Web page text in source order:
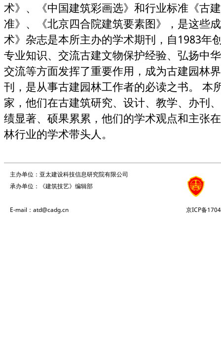
术》、《中国建筑彩画选》和行业标准《古
准》、《北京四合院建筑要素图》，是这些
术》杂志是本所主办的学术期刊，自1983年
专业知识、交流古建文物保护经验、弘扬中
交流等方面发挥了重要作用，成为古建园林
刊，是从事古建园林工作者的必读之书。 本
家，他们在古建筑研究、设计、教学、办刊
绩显著、硕果累累，他们的学术观点和主张
林行业的学术带头人。
主办单位：亚太建设科技信息研究院有限公司
承办单位：《建筑技艺》编辑部
E-mail：atd@cadg.cn 京ICP备